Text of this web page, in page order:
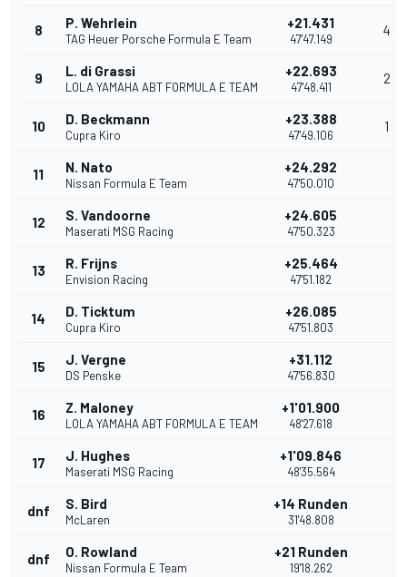
8 P. Wehrlein
TAG Heuer Porsche Formula E Team
+21.431
47'47.149
4
9 L. di Grassi
LOLA YAMAHA ABT FORMULA E TEAM
+22.693
47'48.411
2
10 D. Beckmann
Cupra Kiro
+23.388
47'49.106
1
11 N. Nato
Nissan Formula E Team
+24.292
47'50.010
12 S. Vandoorne
Maserati MSG Racing
+24.605
47'50.323
13 R. Frijns
Envision Racing
+25.464
47'51.182
14 D. Ticktum
Cupra Kiro
+26.085
47'51.803
15 J. Vergne
DS Penske
+31.112
47'56.830
16 Z. Maloney
LOLA YAMAHA ABT FORMULA E TEAM
+1'01.900
48'27.618
17 J. Hughes
Maserati MSG Racing
+1'09.846
48'35.564
dnf S. Bird
McLaren
+14 Runden
31'48.808
dnf O. Rowland
Nissan Formula E Team
+21 Runden
19'18.262